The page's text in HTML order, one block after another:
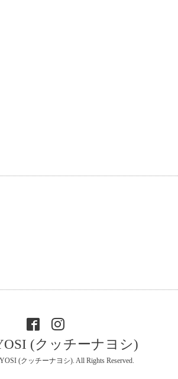
(クッチーナヨシ)
(クッチーナヨシ). All Rights Reserved.